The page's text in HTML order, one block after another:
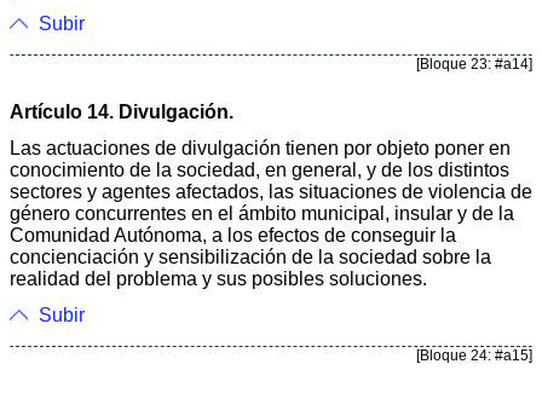
Subir
[Bloque 23: #a14]
Artículo 14. Divulgación.
Las actuaciones de divulgación tienen por objeto poner en
conocimiento de la sociedad, en general, y de los distintos
sectores y agentes afectados, las situaciones de violencia de
género concurrentes en el ámbito municipal, insular y de la
Comunidad Autónoma, a los efectos de conseguir la
concienciación y sensibilización de la sociedad sobre la
realidad del problema y sus posibles soluciones.
Subir
[Bloque 24: #a15]